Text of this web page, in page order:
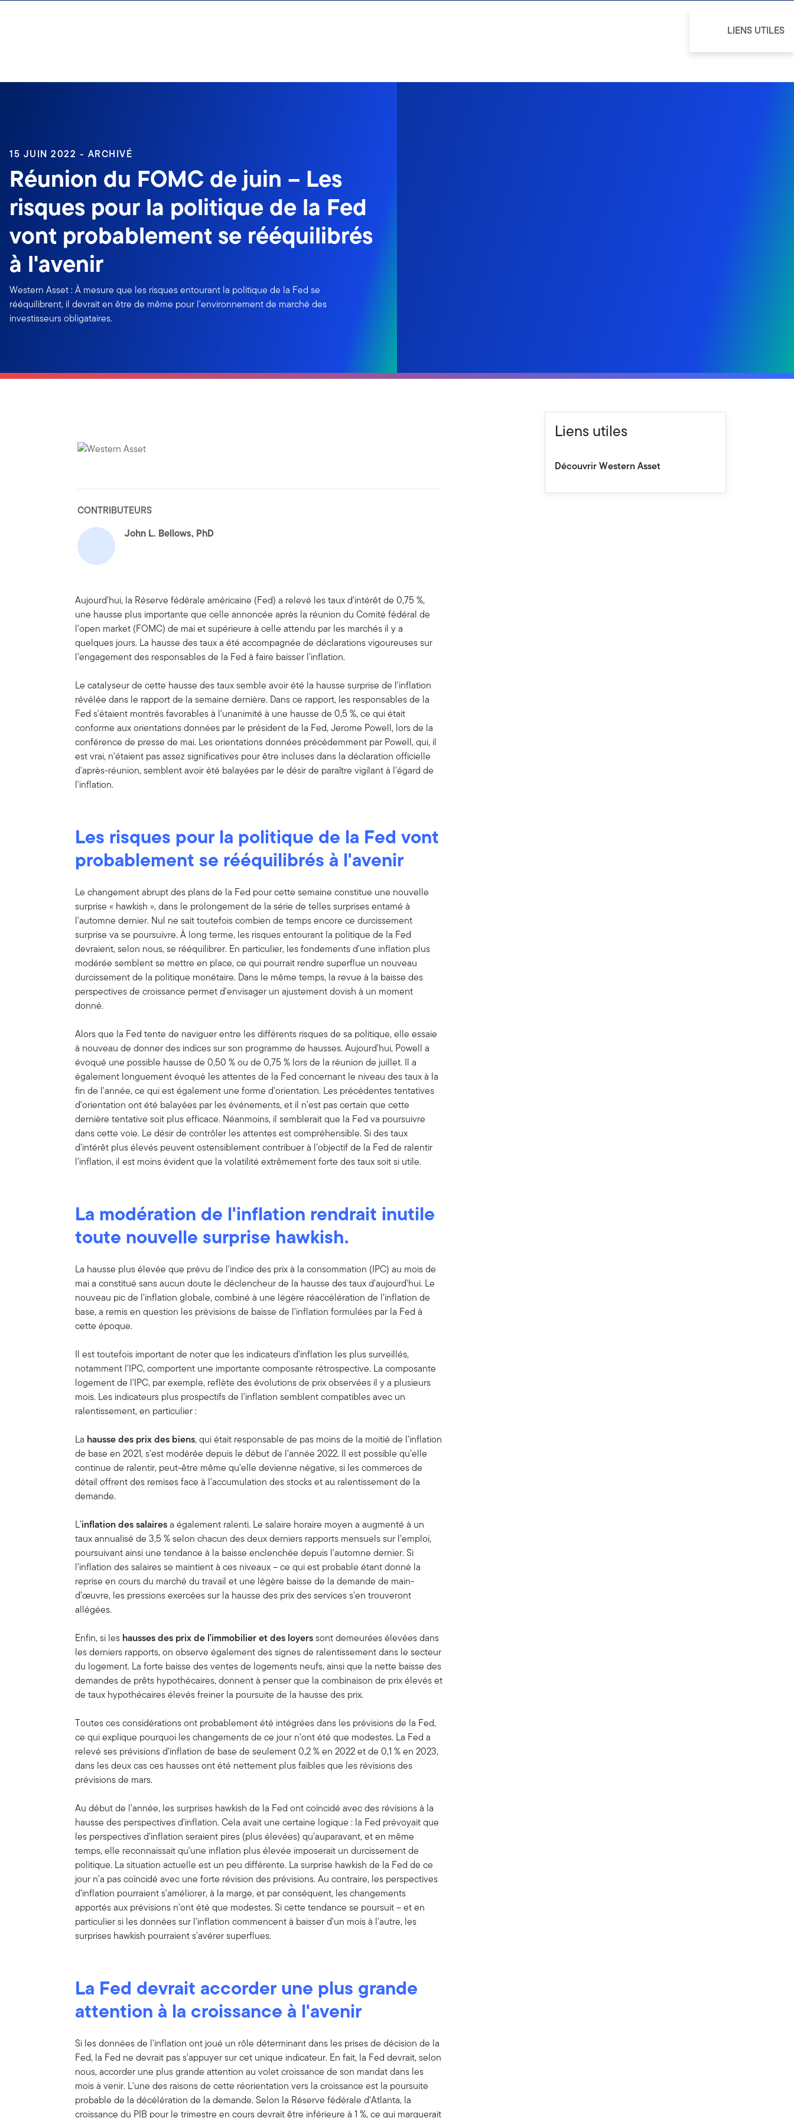
15 JUIN 2022 - ARCHIVÉ
Réunion du FOMC de juin – Les
risques pour la politique de la Fed
vont probablement se rééquilibrés
à l'avenir
Western Asset : À mesure que les risques entourant la politique de la Fed se
rééquilibrent, il devrait en être de même pour l'environnement de marché des
investisseurs obligataires.
CONTRIBUTEURS
John L. Bellows, PhD
Aujourd'hui, la Réserve fédérale américaine (Fed) a relevé les taux d'intérêt de 0,75 %,
une hausse plus importante que celle annoncée après la réunion du Comité fédéral de
l'open market (FOMC) de mai et supérieure à celle attendu par les marchés il y a
quelques jours. La hausse des taux a été accompagnée de déclarations vigoureuses sur
l'engagement des responsables de la Fed à faire baisser l'inflation.
Le catalyseur de cette hausse des taux semble avoir été la hausse surprise de l'inflation
révélée dans le rapport de la semaine dernière. Dans ce rapport, les responsables de la
Fed s'étaient montrés favorables à l'unanimité à une hausse de 0,5 %, ce qui était
conforme aux orientations données par le président de la Fed, Jerome Powell, lors de la
conférence de presse de mai. Les orientations données précédemment par Powell, qui, il
est vrai, n'étaient pas assez significatives pour être incluses dans la déclaration officielle
d'après-réunion, semblent avoir été balayées par le désir de paraître vigilant à l'égard de
l'inflation.
Les risques pour la politique de la Fed vont
probablement se rééquilibrés à l'avenir
Le changement abrupt des plans de la Fed pour cette semaine constitue une nouvelle
surprise « hawkish », dans le prolongement de la série de telles surprises entamé à
l'automne dernier. Nul ne sait toutefois combien de temps encore ce durcissement
surprise va se poursuivre. À long terme, les risques entourant la politique de la Fed
devraient, selon nous, se rééquilibrer. En particulier, les fondements d'une inflation plus
modérée semblent se mettre en place, ce qui pourrait rendre superflue un nouveau
durcissement de la politique monétaire. Dans le même temps, la revue à la baisse des
perspectives de croissance permet d'envisager un ajustement dovish à un moment
donné.
Alors que la Fed tente de naviguer entre les différents risques de sa politique, elle essaie
à nouveau de donner des indices sur son programme de hausses. Aujourd'hui, Powell a
évoqué une possible hausse de 0,50 % ou de 0,75 % lors de la réunion de juillet. Il a
également longuement évoqué les attentes de la Fed concernant le niveau des taux à la
fin de l'année, ce qui est également une forme d'orientation. Les précédentes tentatives
d'orientation ont été balayées par les événements, et il n'est pas certain que cette
dernière tentative soit plus efficace. Néanmoins, il semblerait que la Fed va poursuivre
dans cette voie. Le désir de contrôler les attentes est compréhensible. Si des taux
d'intérêt plus élevés peuvent ostensiblement contribuer à l'objectif de la Fed de ralentir
l'inflation, il est moins évident que la volatilité extrêmement forte des taux soit si utile.
La modération de l'inflation rendrait inutile
toute nouvelle surprise hawkish.
La hausse plus élevée que prévu de l'indice des prix à la consommation (IPC) au mois de
mai a constitué sans aucun doute le déclencheur de la hausse des taux d'aujourd'hui. Le
nouveau pic de l'inflation globale, combiné à une légère réaccélération de l'inflation de
base, a remis en question les prévisions de baisse de l'inflation formulées par la Fed à
cette époque.
Il est toutefois important de noter que les indicateurs d'inflation les plus surveillés,
notamment l'IPC, comportent une importante composante rétrospective. La composante
logement de l'IPC, par exemple, reflète des évolutions de prix observées il y a plusieurs
mois. Les indicateurs plus prospectifs de l'inflation semblent compatibles avec un
ralentissement, en particulier :
La hausse des prix des biens, qui était responsable de pas moins de la moitié de l'inflation
de base en 2021, s'est modérée depuis le début de l'année 2022. Il est possible qu'elle
continue de ralentir, peut-être même qu'elle devienne négative, si les commerces de
détail offrent des remises face à l'accumulation des stocks et au ralentissement de la
demande.
L'inflation des salairesa également ralenti. Le salaire horaire moyen a augmenté à un
taux annualisé de 3,5 % selon chacun des deux derniers rapports mensuels sur l'emploi,
poursuivant ainsi une tendance à la baisse enclenchée depuis l'automne dernier. Si
l'inflation des salaires se maintient à ces niveaux – ce qui est probable étant donné la
reprise en cours du marché du travail et une légère baisse de la demande de main-
d'œuvre, les pressions exercées sur la hausse des prix des services s'en trouveront
allégées.
Enfin, si les hausses des prix de l'immobilier et des loyerssont demeurées élevées dans
les derniers rapports, on observe également des signes de ralentissement dans le secteur
du logement. La forte baisse des ventes de logements neufs, ainsi que la nette baisse des
demandes de prêts hypothécaires, donnent à penser que la combinaison de prix élevés et
de taux hypothécaires élevés freiner la poursuite de la hausse des prix.
Toutes ces considérations ont probablement été intégrées dans les prévisions de la Fed,
ce qui explique pourquoi les changements de ce jour n'ont été que modestes. La Fed a
relevé ses prévisions d'inflation de base de seulement 0,2 % en 2022 et de 0,1 % en 2023,
dans les deux cas ces hausses ont été nettement plus faibles que les révisions des
prévisions de mars.
Au début de l'année, les surprises hawkish de la Fed ont coïncidé avec des révisions à la
hausse des perspectives d'inflation. Cela avait une certaine logique : la Fed prévoyait que
les perspectives d'inflation seraient pires (plus élevées) qu'auparavant, et en même
temps, elle reconnaissait qu'une inflation plus élevée imposerait un durcissement de
politique. La situation actuelle est un peu différente. La surprise hawkish de la Fed de ce
jour n'a pas coïncidé avec une forte révision des prévisions. Au contraire, les perspectives
d'inflation pourraient s'améliorer, à la marge, et par conséquent, les changements
apportés aux prévisions n'ont été que modestes. Si cette tendance se poursuit – et en
particulier si les données sur l'inflation commencent à baisser d'un mois à l'autre, les
surprises hawkish pourraient s'avérer superflues.
La Fed devrait accorder une plus grande
attention à la croissance à l'avenir
Si les données de l'inflation ont joué un rôle déterminant dans les prises de décision de la
Fed, la Fed ne devrait pas s'appuyer sur cet unique indicateur. En fait, la Fed devrait, selon
nous, accorder une plus grande attention au volet croissance de son mandat dans les
mois à venir. L'une des raisons de cette réorientation vers la croissance est la poursuite
probable de la décélération de la demande. Selon la Réserve fédérale d'Atlanta, la
croissance du PIB pour le trimestre en cours devrait être inférieure à 1 %, ce qui marquerait
Liens utiles
Découvrir Western Asset
LIENS UTILES